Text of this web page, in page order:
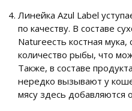
Линейка Azul Label
по качеству. В составе
Natureесть костная
количество рыбы, что
Также, в составе
нередко вызывают у
мясу здесь добавляются